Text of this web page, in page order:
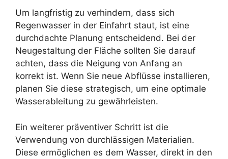
Um langfristig zu verhindern, dass sich
Regenwasser in der Einfahrt staut, ist eine
durchdachte Planung entscheidend. Bei der
Neugestaltung der Fläche sollten Sie darauf
achten, dass die Neigung von Anfang an
korrekt ist. Wenn Sie neue Abflüsse installieren,
planen Sie diese strategisch, um eine optimale
Wasserableitung zu gewährleisten.
Ein weiterer präventiver Schritt ist die
Verwendung von durchlässigen Materialien.
Diese ermöglichen es dem Wasser, direkt in den